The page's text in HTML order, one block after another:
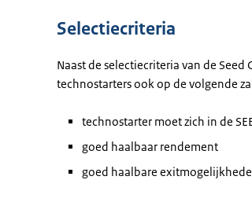
Selectiecriteria
Naast de selectiecriteria van de
technostarters ook op de volgende
technostarter moet zich in de
goed haalbaar rendement
goed haalbare